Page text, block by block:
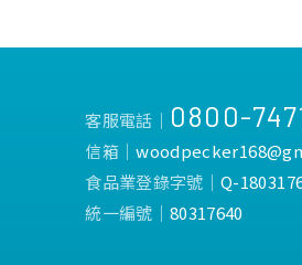
客服電話│ 0800-
信箱│
食品業登錄字號│Q-
統一編號│80317640